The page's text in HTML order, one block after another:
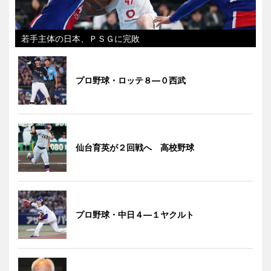
若手主体の日本、ＰＳＧに完敗
プロ野球・ロッテ８―０西武
仙台育英が２回戦へ 高校野球
プロ野球・中日４―１ヤクルト